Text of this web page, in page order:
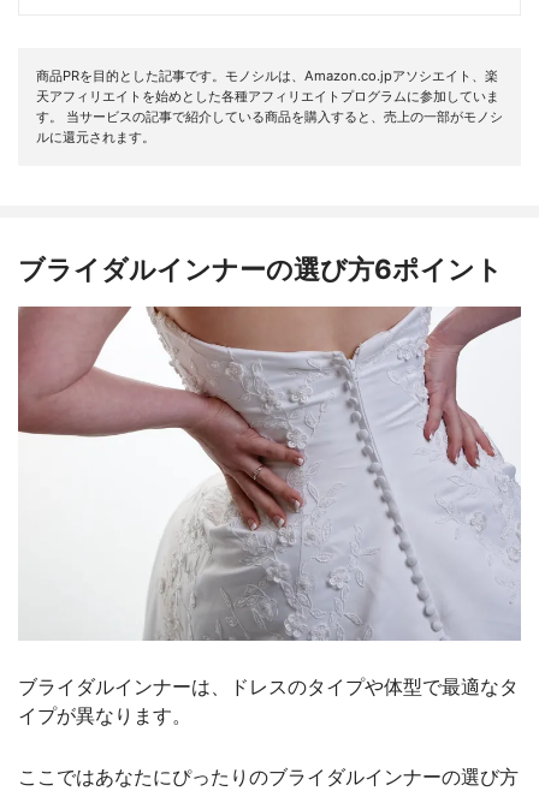
商品PRを目的とした記事です。モノシルは、Amazon.co.jpアソシエイト、楽
天アフィリエイトを始めとした各種アフィリエイトプログラムに参加していま
す。 当サービスの記事で紹介している商品を購入すると、売上の一部がモノシ
ルに還元されます。
ブライダルインナーの選び方6ポイント
ブライダルインナーは、ドレスのタイプや体型で最適なタ
イプが異なります。
ここではあなたにぴったりのブライダルインナーの選び方